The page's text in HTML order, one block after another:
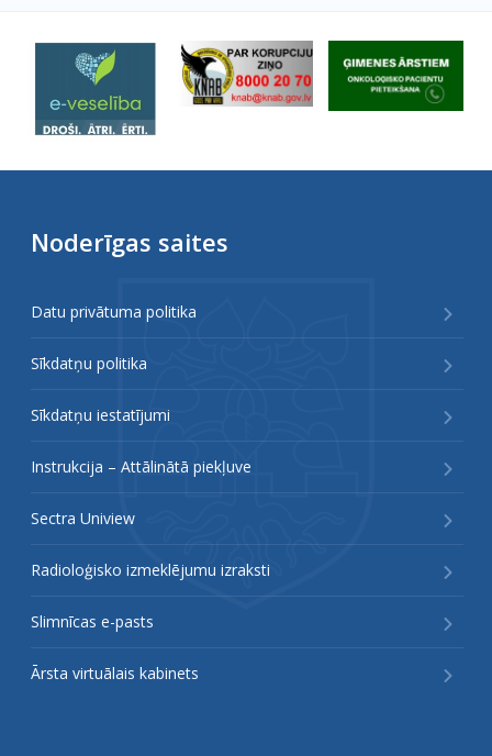
Noderīgas saites
Datu privātuma politika
Sīkdatņu politika
Sīkdatņu iestatījumi
Instrukcija – Attālinātā piekļuve
Sectra Uniview
Radioloģisko izmeklējumu izraksti
Slimnīcas e-pasts
Ārsta virtuālais kabinets